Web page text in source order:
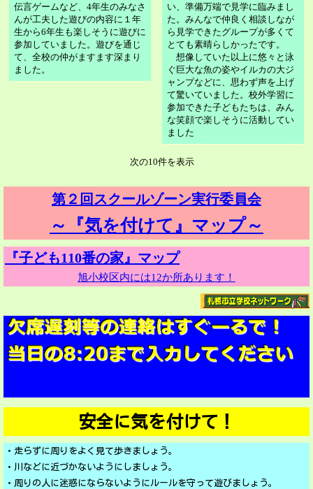
伝言ゲームなど、4年生のみなさ
んが工夫した遊びの内容に１年
生から6年生も楽しそうに遊びに
参加していました。遊びを通じ
て、全校の仲がますます深まり
ました。
い、準備万端で見学に臨みまし
た。みんなで仲良く相談しなが
ら見学できたグループが多くて
とても素晴らしかったです。
想像していた以上に悠々と泳
ぐ巨大な魚の姿やイルカの大ジ
ャンプなどに、思わず声を上げ
て驚いていました。校外学習に
参加できた子どもたちは、みん
な笑顔で楽しそうに活動してい
ました
次の10件を表示
第２回スクールゾーン実行委員会
～『気を付けて』マップ～
『子ども110番の家』マップ
旭小校区内には12か所あります！
安全に気を付けて！
・走らずに周りをよく見て歩きましょう。
・川などに近づかないようにしましょう。
・周りの人に迷惑にならないようにルールを守って遊びましょう。